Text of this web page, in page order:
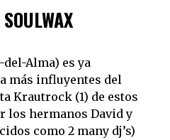
Alma) es ya
más influyentes del
Krautrock (1) de estos
los hermanos David y
como 2 many dj’s)